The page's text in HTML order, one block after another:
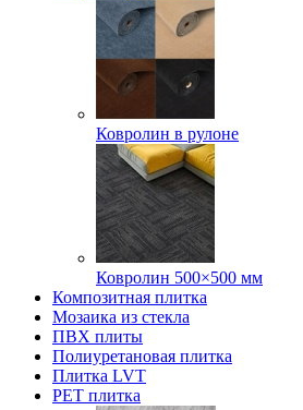
Ковролин в рулоне
Ковролин 500×500 мм
Композитная плитка
Мозаика из стекла
ПВХ плиты
Полиуретановая плитка
Плитка LVT
РЕТ плитка